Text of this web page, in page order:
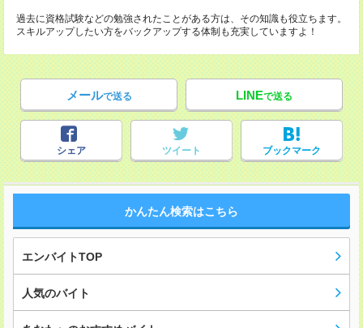
過去に資格試験などの勉強されたことがある方は、その知識も役立ちます。
スキルアップしたい方をバックアップする体制も充実していますよ！
メールで送る LINEで送る
シェア ツイート ブックマーク
かんたん検索はこちら
エンバイトTOP
人気のバイト